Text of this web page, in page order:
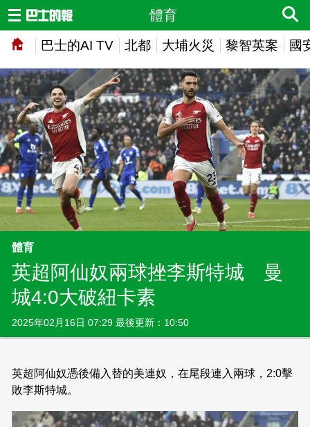
巴士的AI TV 北都 大埔火災 黎智英案 國
體育
體育
英超阿仙奴兩球挫李斯特城 曼
城4:0大破紐卡素
2025年02月16日 07:29 最後更新：10:50
英超阿仙奴憑後備入替的美連奴，在尾段連入兩球，2:0擊
敗李斯特城。